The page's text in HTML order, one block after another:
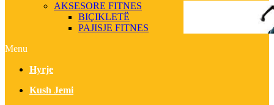
AKSESORE FITNES
BIÇIKLETË
PAJISJE FITNES
Menu
Hyrje
Kush Jemi